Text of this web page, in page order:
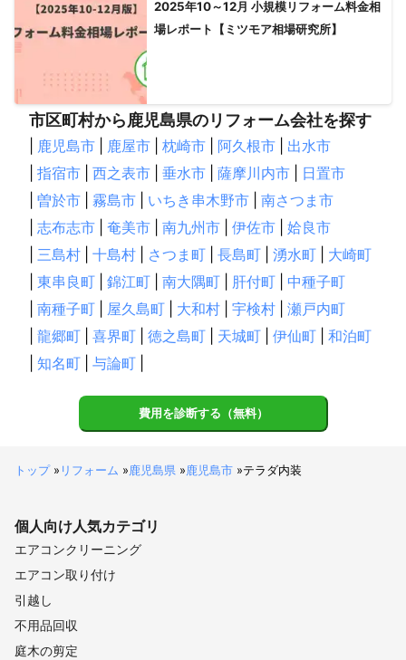
2025年10～12月 小規模リフォーム料金相
場レポート【ミツモア相場研究所】
市区町村から鹿児島県のリフォーム会社を探す
鹿児島市 鹿屋市 枕崎市 阿久根市
出水市
指宿市 西之表市 垂水市 薩摩川内市
日置市
曽於市 霧島市 いちき串木野市
南さつま市
志布志市 奄美市 南九州市 伊佐市
姶良市
三島村 十島村 さつま町 長島町 湧水町
大崎町
東串良町 錦江町 南大隅町 肝付町
中種子町
南種子町 屋久島町 大和村 宇検村
瀬戸内町
龍郷町 喜界町 徳之島町 天城町 伊仙町
和泊町
知名町 与論町
費用を診断する（無料）
トップ» リフォーム »鹿児島県 »鹿児島市 »テラダ内装
個人向け人気カテゴリ
エアコンクリーニング
エアコン取り付け
引越し
不用品回収
庭木の剪定